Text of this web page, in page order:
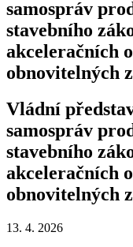
samospráv
stavebního
akceleračních
obnovitelných
Vládní
samospráv
stavebního
akceleračních
obnovitelných
13. 4. 2026